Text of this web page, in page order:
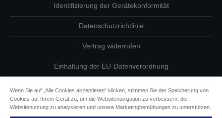
Identifizierung der Gerätekonformität
Datenschutzrichtlinie
Vertrag widerrufen
Einhaltung der EU-Datenverordnung
Fragen zum Datenschutz
Informationen zu Cookies
Wenn Sie auf „Alle Cookies akzeptieren“ klicken, stimmen Sie der Speicherung von
Cookies auf Ihrem Gerät zu, um die Websitenavigation zu verbessern, die
Websitenutzung zu analysieren und unsere Marketingbemühungen zu unterstützen.